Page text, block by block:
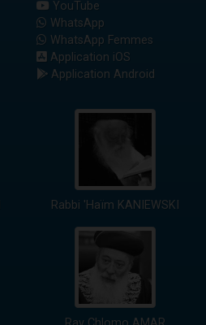
YouTube
WhatsApp
WhatsApp Femmes
Application iOS
Application Android
Rabbi 'Haïm KANIEWSKI